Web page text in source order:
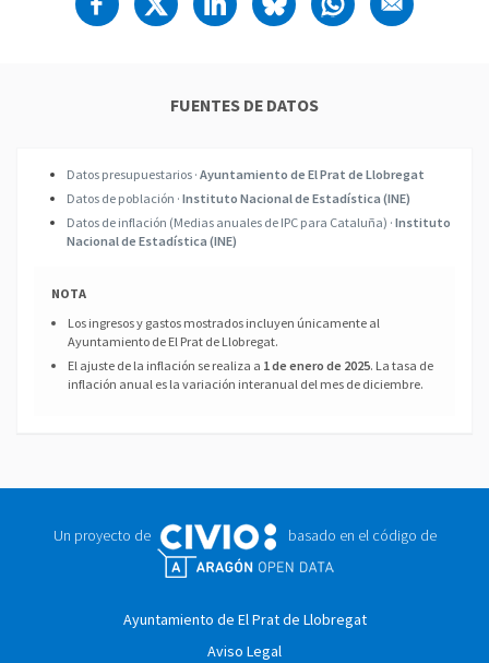
FUENTES DE DATOS
Datos presupuestarios · Ayuntamiento de El Prat de Llobregat
Datos de población · Instituto Nacional de Estadística (INE)
Datos de inflación (Medias anuales de IPC para Cataluña) · Instituto
Nacional de Estadística (INE)
NOTA
Los ingresos y gastos mostrados incluyen únicamente al
Ayuntamiento de El Prat de Llobregat.
El ajuste de la inflación se realiza a 1 de enero de 2025. La tasa de
inflación anual es la variación interanual del mes de diciembre.
Un proyecto de basado en el código de
Ayuntamiento de El Prat de Llobregat
Aviso Legal